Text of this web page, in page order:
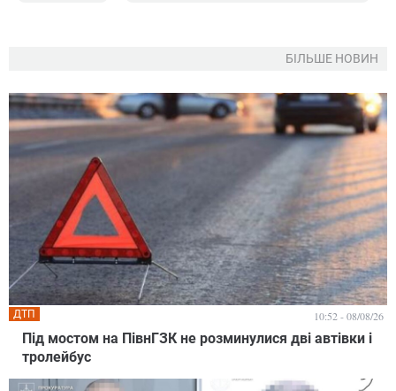
БІЛЬШЕ НОВИН
Під мостом на ПівнГЗК не розминулися дві автівки і
тролейбус
ДТП 10:52 - 08/08/26